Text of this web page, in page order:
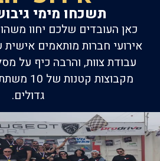
תשכחו מימי
כאן העובדים שלכם יחוו
אירועי חברות מותאמים
עבודת צוות, והרבה כיף על
מקבוצות
גדולים.